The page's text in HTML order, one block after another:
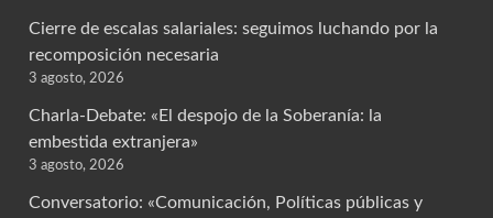
Cierre de escalas salariales: seguimos luchando por la
recomposición necesaria
3 agosto, 2026
Charla-Debate: «El despojo de la Soberanía: la
embestida extranjera»
3 agosto, 2026
Conversatorio: «Comunicación, Políticas públicas y